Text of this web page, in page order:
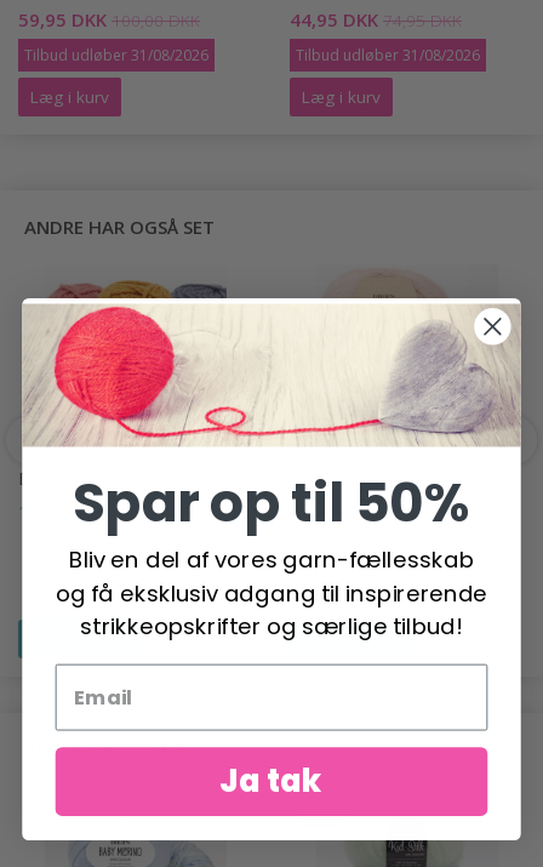
59,95 DKK 100,00 DKK
Tilbud udløber 31/08/2026
Læg i kurv
44,95 DKK 74,95 DKK
Tilbud udløber 31/08/2026
Læg i kurv
ANDRE HAR OGSÅ SET
DROPS ALASKA
14,95 DKK
Se produktet
DROPS SKY
34,95 DKK
Se produktet
ANBEFALET TIL DIG
-6%
Spar op til 50%
Bliv en del af vores garn-fællesskab
og få eksklusiv adgang til inspirerende
strikkeopskrifter og særlige tilbud!
Ja tak